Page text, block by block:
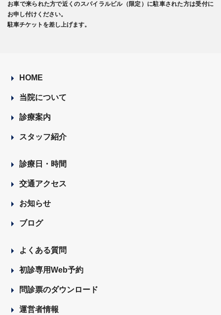
お車で来られた方で近くのスパイラルビル（限定）に駐車された方は受付に
お申し付けください。
駐車チケットを差し上げます。
HOME
当院について
診療案内
スタッフ紹介
診療日・時間
交通アクセス
お知らせ
ブログ
よくある質問
初診専用Web予約
問診票のダウンロード
運営者情報